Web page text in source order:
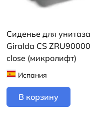
Сиденье для
Giralda CS
close (микролифт)
Испания
В корзину